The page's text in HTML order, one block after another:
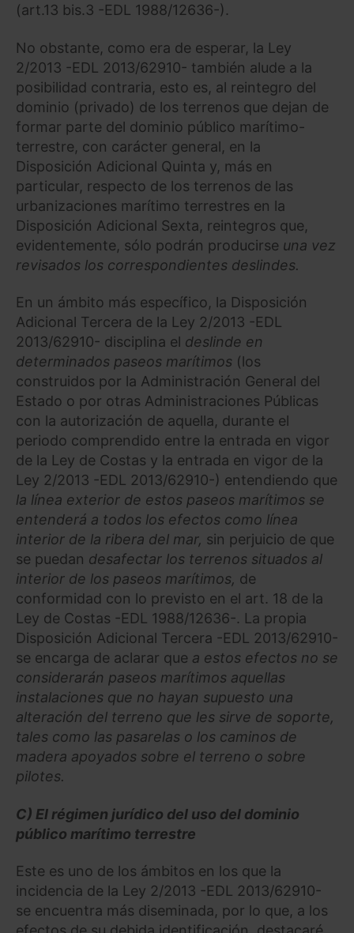
(art.13 bis.3 -EDL 1988/12636-).
No obstante, como era de esperar, la Ley
2/2013 -EDL 2013/62910- también alude a la
posibilidad contraria, esto es, al reintegro del
dominio (privado) de los terrenos que dejan de
formar parte del dominio público marítimo-
terrestre, con carácter general, en la
Disposición Adicional Quinta y, más en
particular, respecto de los terrenos de las
urbanizaciones marítimo terrestres en la
Disposición Adicional Sexta, reintegros que,
evidentemente, sólo podrán producirse una vez
revisados los correspondientes deslindes.
En un ámbito más específico, la Disposición
Adicional Tercera de la Ley 2/2013 -EDL
2013/62910- disciplina el deslinde en
determinados paseos marítimos (los
construidos por la Administración General del
Estado o por otras Administraciones Públicas
con la autorización de aquella, durante el
periodo comprendido entre la entrada en vigor
de la Ley de Costas y la entrada en vigor de la
Ley 2/2013 -EDL 2013/62910-) entendiendo que
la línea exterior de estos paseos marítimos se
entenderá a todos los efectos como línea
interior de la ribera del mar, sin perjuicio de que
se puedan desafectar los terrenos situados al
interior de los paseos marítimos, de
conformidad con lo previsto en el art. 18 de la
Ley de Costas -EDL 1988/12636-. La propia
Disposición Adicional Tercera -EDL 2013/62910-
se encarga de aclarar que a estos efectos no se
considerarán paseos marítimos aquellas
instalaciones que no hayan supuesto una
alteración del terreno que les sirve de soporte,
tales como las pasarelas o los caminos de
madera apoyados sobre el terreno o sobre
pilotes.
C) El régimen jurídico del uso del dominio
público marítimo terrestre
Este es uno de los ámbitos en los que la
incidencia de la Ley 2/2013 -EDL 2013/62910-
se encuentra más diseminada, por lo que, a los